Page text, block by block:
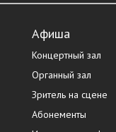
Афиша
Концертный зал
Органный зал
Зритель на сцене
Абонементы